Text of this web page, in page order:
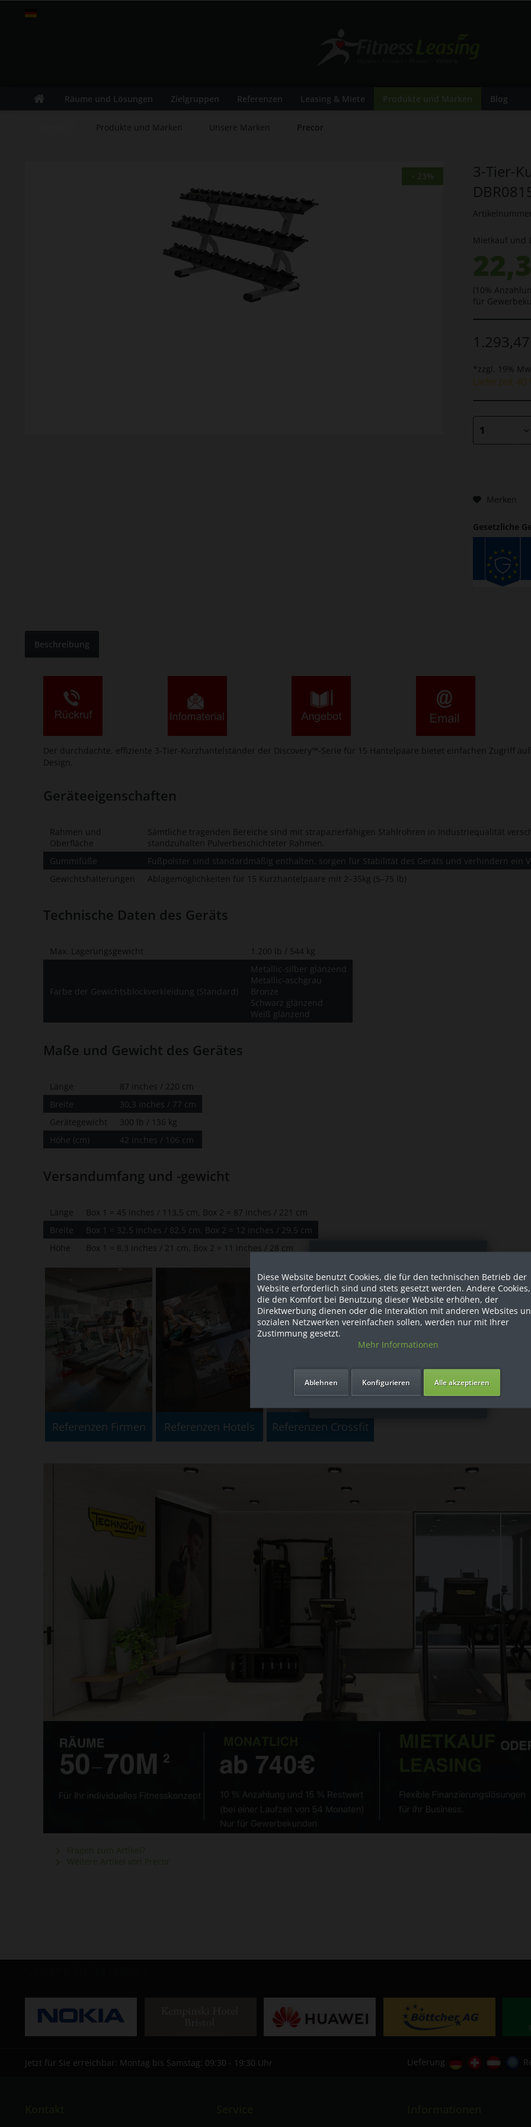
Räume und Lösungen Zielgruppen Referenzen Leasing & Miete Produkte und Marken Blog
Produkte und Marken Unsere Marken Precor
- 23%
3-Tier-
Mietkauf und
(10%
für
*zzgl. 19%
Lieferzeit 40
Merken
Gesetzliche
Beschreibung
Der durchdachte, effiziente 3-Tier-Kurzhantelständer der Discovery™-Serie für 15 Hantelpaare bietet einfachen Zugriff
Design.
Geräteeigenschaften
Rahmen und
Oberfläche
Sämtliche tragenden Bereiche sind mit strapazierfähigen Stahlrohren in Industriequalität
standzuhalten Pulverbeschichteter Rahmen.
Gummifüße
Fußpolster sind standardmäßig enthalten, sorgen für Stabilität des Geräts und verhindern ein
Gewichtshalterungen
Ablagemöglichkeiten für 15 Kurzhantelpaare mit 2–35kg (5–75 lb)
Technische Daten des Geräts
Max. Lagerungsgewicht 1.200 lb / 544 kg
Farbe der Gewichtsblockverkleidung (Standard)
Metallic-silber glänzend
Metallic-aschgrau
Bronze
Schwarz glänzend
Weiß glänzend
Maße und Gewicht des Gerätes
Länge
87 inches / 220 cm
Breite
30,3 inches / 77 cm
Gerätegewicht
300 lb / 136 kg
Höhe (cm)
42 inches / 106 cm
Versandumfang und -gewicht
Länge
Box 1 = 45 inches / 113,5 cm, Box 2 = 87 inches / 221 cm
Breite
Box 1 = 32,5 inches / 82,5 cm, Box 2 = 12 inches / 29,5 cm
Höhe
Box 1 = 8,3 inches / 21 cm, Box 2 = 11 inches / 28 cm
Referenzen Firmen Referenzen Hotels Referenzen Crossfit
Fragen zum Artikel?
Weitere Artikel von Precor
Jetzt für Sie erreichbar: Montag bis Samstag: 09:30 - 19:30 Uhr Lieferung
Diese Website benutzt Cookies, die für den technischen Betrieb der
Website erforderlich sind und stets gesetzt werden. Andere Cookies,
die den Komfort bei Benutzung dieser Website erhöhen, der
Direktwerbung dienen oder die Interaktion mit anderen Websites
sozialen Netzwerken vereinfachen sollen, werden nur mit Ihrer
Zustimmung gesetzt.
Mehr Informationen
Ablehnen Alle akzeptieren
Konfigurieren
Sind Sie als Firma hier?
Dies ist ein Händler Shop, Preise
werden in NETTO ausgespielt!
Ja ich bin eine Firma